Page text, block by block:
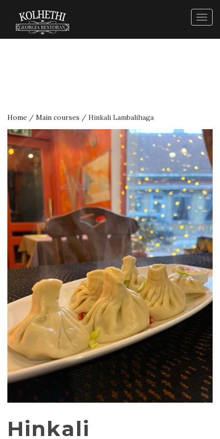
Home / Main courses / Hinkali Lambalihaga
Hinkali